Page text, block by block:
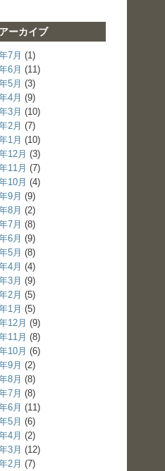
ーカイブ
7月 (1)
6月 (11)
5月 (3)
4月 (9)
3月 (10)
2月 (7)
1月 (10)
12月 (3)
11月 (7)
10月 (4)
9月 (9)
8月 (2)
7月 (8)
6月 (9)
5月 (8)
4月 (4)
3月 (9)
2月 (5)
1月 (5)
12月 (9)
11月 (8)
10月 (6)
9月 (2)
8月 (8)
7月 (8)
6月 (11)
5月 (6)
4月 (2)
3月 (12)
2月 (7)